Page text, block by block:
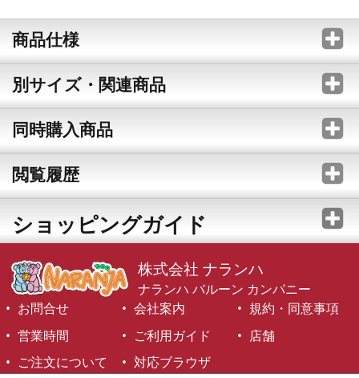
商品仕様
別サイズ・関連商品
同時購入商品
閲覧履歴
ショッピングガイド
株式会社 ナランハ
ナランハ バルーン カンパニー
お問合せ
会社案内
規約・同意事項
営業時間
ご利用ガイド
店舗
ご注文について
対応ブラウザ